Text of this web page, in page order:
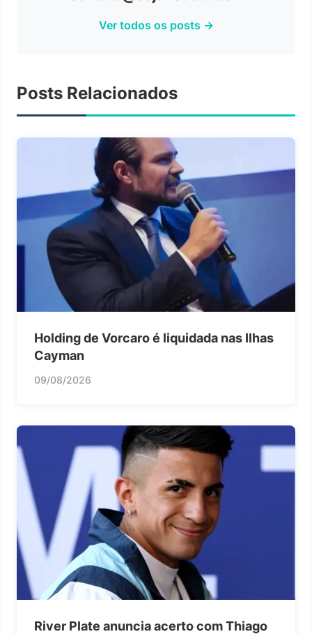
Ver todos os posts →
Posts Relacionados
Holding de Vorcaro é liquidada nas Ilhas
Cayman
09/08/2026
River Plate anuncia acerto com Thiago